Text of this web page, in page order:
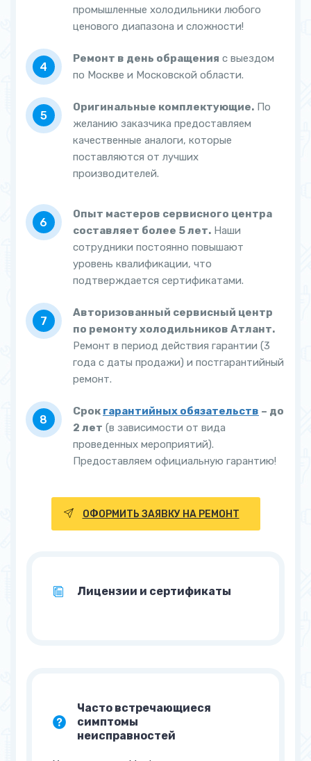
промышленные холодильники любого
ценового диапазона и сложности!
Ремонт в день обращения с выездом
по Москве и Московской области.
Оригинальные комплектующие. По
желанию заказчика предоставляем
качественные аналоги, которые
поставляются от лучших
производителей.
Опыт мастеров сервисного центра
составляет более 5 лет. Наши
сотрудники постоянно повышают
уровень квалификации, что
подтверждается сертификатами.
Авторизованный сервисный центр
по ремонту холодильников Атлант.
Ремонт в период действия гарантии (3
года с даты продажи) и постгарантийный
ремонт.
Срок гарантийных обязательств – до
2 лет (в зависимости от вида
проведенных мероприятий).
Предоставляем официальную гарантию!
ОФОРМИТЬ ЗАЯВКУ НА РЕМОНТ
Лицензии и сертификаты
Часто встречающиеся
симптомы
неисправностей